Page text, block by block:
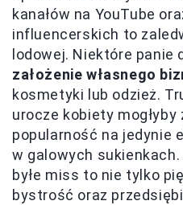
kanałów na YouTube
influencerskich to
lodowej. Niektóre panie
założenie własnego
kosmetyki lub odzież.
urocze kobiety
popularność na jedynie
w galowych
byłe miss to nie tylko
bystrość oraz